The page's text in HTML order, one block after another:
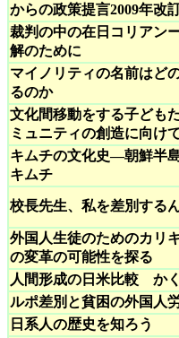
からの政策提言2009年改
裁判の中の在日コリアン
解のために
マイノリティの名前はど
るのか
文化間移動をする子ども
ミュニティの創造に向け
キムチの文化史―朝鮮半
キムチ
校長先生、私を差別する
外国人生徒のためのカリ
の変革の可能性を探る
人間形成の日米比較 か
ルポ差別と貧困の外国人
日系人の歴史を知ろう